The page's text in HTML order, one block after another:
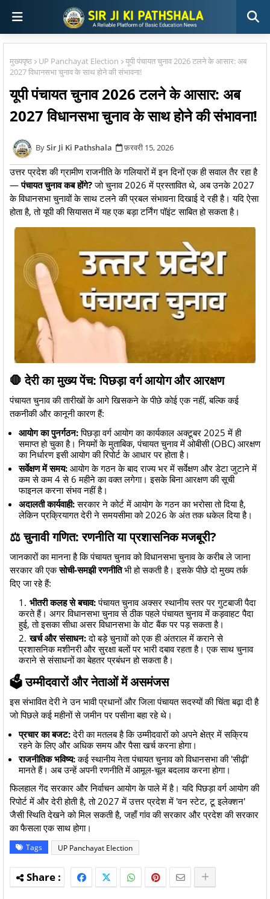
मुख्यपृष्ठ UP Panchayat Election
यूपी पंचायत चुनाव 2026 टलने के आसार: अब
2027 विधानसभा चुनाव के साथ होने की संभावना!
यूपी पंचायत चुनाव 2026 टलने के आसार: अब
2027 विधानसभा चुनाव के साथ होने की संभावना!
Sir Ji Ki Pathshala फ़रवरी 15, 2026
उत्तर प्रदेश की ग्रामीण राजनीति के गलियारों में इन दिनों एक ही सवाल तैर रहा है
—पंचायत चुनाव कब होंगे?जो चुनाव 2026 में प्रस्तावित थे, अब उनके 2027
के विधानसभा चुनावों के साथ टलने की प्रबल संभावना दिखाई दे रही है। यदि ऐसा
होता है, तो यूपी की सियासत में यह एक बड़ा टर्निंग पॉइंट साबित हो सकता है।
​🛑 देरी का मुख्य पेंच: पिछड़ा वर्ग आयोग और आरक्षण
​पंचायत चुनाव की तारीखों के आगे खिसकने के पीछे कोई एक नहीं, बल्कि कई
तकनीकी और कानूनी कारण हैं:
आयोग का पुनर्गठन:पिछड़ा वर्ग आयोग का कार्यकाल अक्टूबर 2025 में ही
समाप्त हो चुका है। नियमों के मुताबिक, पंचायत चुनाव में ओबीसी (OBC) आरक्षण
का निर्धारण इसी आयोग की रिपोर्ट के आधार पर होता है।
सर्वेक्षण में समय: आयोग के गठन के बाद राज्य भर में सर्वेक्षण और डेटा जुटाने में
कम से कम 4 से 6 महीने का वक्त लगेगा। इसके बिना आरक्षण की सूची
फाइनल करना संभव नहीं है।
अदालती कार्यवाही:सरकार ने कोर्ट में आयोग के गठन का भरोसा तो दिया है,
लेकिन प्रक्रियागत देरी ने समयसीमा को 2026 के अंत तक धकेल दिया है।
​⚖️ चुनावी गणित: रणनीति या प्रशासनिक मजबूरी?
​जानकारों का मानना है कि पंचायत चुनाव को विधानसभा चुनाव के करीब ले जाना
सरकार की एकसोची-समझी रणनीतिभी हो सकती है। इसके पीछे दो मुख्य तर्क
दिए जा रहे हैं:
भीतरी कलह से बचाव:पंचायत चुनाव अक्सर स्थानीय स्तर पर गुटबाजी पैदा
करते हैं। अगर विधानसभा चुनाव से ठीक पहले पंचायत चुनाव में कड़वाहट पैदा
हुई, तो इसका सीधा असर विधानसभा के वोट बैंक पर पड़ सकता है।
खर्च और संसाधन:दो बड़े चुनावों को एक ही अंतराल में कराने से
प्रशासनिक मशीनरी और सुरक्षा बलों पर भारी दबाव रहता है। एक साथ चुनाव
कराने से संसाधनों का बेहतर प्रबंधन हो सकता है।
​🗳️ उम्मीदवारों और नेताओं में असमंजस
​इस संभावित देरी ने उन भावी प्रधानों और जिला पंचायत सदस्यों की चिंता बढ़ा दी है
जो पिछले कई महीनों से जमीन पर पसीना बहा रहे थे।
प्रचार का बजट:देरी का मतलब है कि उम्मीदवारों को अपने क्षेत्र में सक्रिय
रहने के लिए और अधिक समय और पैसा खर्च करना होगा।
राजनीतिक भविष्य:कई स्थानीय नेता पंचायत चुनाव को विधानसभा की 'सीढ़ी'
मानते हैं। अब उन्हें अपनी रणनीति में आमूल-चूल बदलाव करना होगा।
फिलहाल गेंद सरकार और निर्वाचन आयोग के पाले में है। यदि पिछड़ा वर्ग आयोग की
रिपोर्ट में और देरी होती है, तो 2027 में उत्तर प्रदेश में 'वन स्टेट, टू इलेक्शन'
जैसी स्थिति देखने को मिल सकती है, जहाँ गांव की सरकार और प्रदेश की सरकार
का फैसला एक साथ होगा।
Tags UP Panchayat Election